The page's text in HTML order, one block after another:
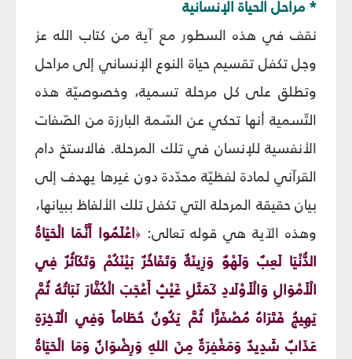
* مراحل الحياة الإنسانية
نقف في هذه السطور مع آية من كتاب الله عز
وجل تكفل تقسيم حياة النوع الإنساني إلى مراحل
وتطلق على كل مرحلة تسمية، وخصوصيّة هذه
التّسمية أنها تحكي عن السّمة البارزة من الصّفات
الأنفسية للإنسان في تلك المرحلة. فالاستخ دام
القرآني لمادة لفظيّة محدّدة دون غيرها يهدف إلى
بيان حقيقة المرحلة التي تكفل تلك الألفاظ ببيانها،
وهذه الآية هي قوله تعالى: ﴿اعْلَمُوا أَنَّمَا الْحَيَاةُ
الدُّنْيَا لَعِبٌ وَلَهْوٌ وَزِينَةٌ وَتَفَاخُرٌ بَيْنَكُمْ وَتَكَاثُرٌ فِي
الْأَمْوَالِ وَالْأَوْلَادِ كَمَثَلِ غَيْثٍ أَعْجَبَ الْكُفَّارَ نَبَاتُهُ ثُمَّ
يَهِيجُ فَتَرَاهُ مُصْفَرًّا ثُمَّ يَكُونُ حُطَاماً وَفِي الْآَخِرَةِ
عَذَابٌ شَدِيدٌ وَمَغْفِرَةٌ مِنَ اللهِ وَرِضْوَانٌ وَمَا الْحَيَاةُ